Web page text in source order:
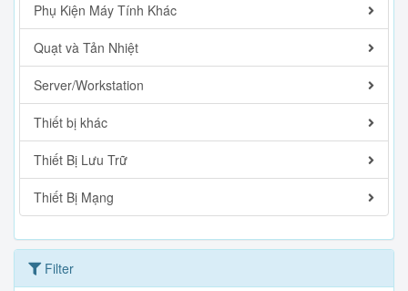
Phụ Kiện Máy Tính Khác
Quạt và Tản Nhiệt
Server/Workstation
Thiết bị khác
Thiết Bị Lưu Trữ
Thiết Bị Mạng
Filter